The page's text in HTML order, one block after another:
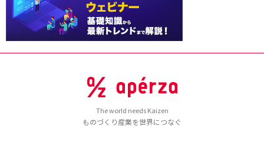
The world needs Kaizen
ものづくり産業を世界につなぐ